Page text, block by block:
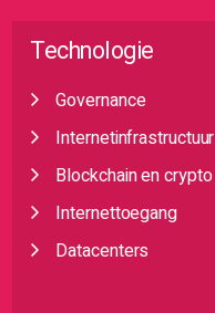
Technologie
Governance
Internetinfrastructuur
Blockchain en crypto
Internettoegang
Datacenters